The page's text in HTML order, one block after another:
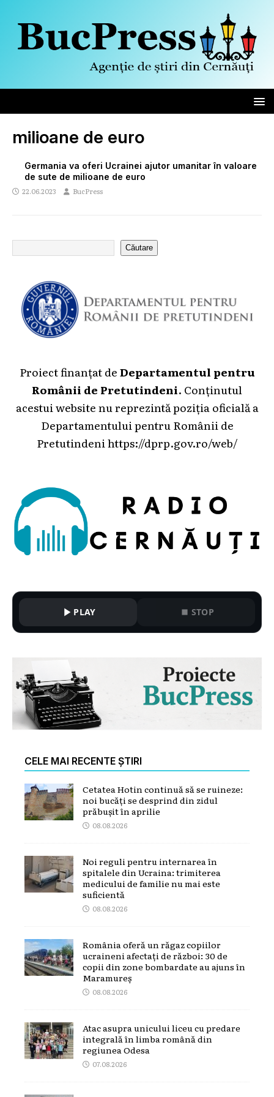
milioane de euro
Germania va oferi Ucrainei ajutor umanitar în valoare
de sute de milioane de euro
22.06.2023 BucPress
Căutare
Proiect finanțat deDepartamentul pentru
Românii de Pretutindeni. Conținutul
acestui website nu reprezintă poziția oficială a
Departamentului pentru Românii de
Pretutindeni https://dprp.gov.ro/web/
PLAY STOP
CELE MAI RECENTE ȘTIRI
Cetatea Hotin continuă să se ruineze:
noi bucăți se desprind din zidul
prăbușit în aprilie
08.08.2026
Noi reguli pentru internarea în
spitalele din Ucraina: trimiterea
medicului de familie nu mai este
suficientă
08.08.2026
România oferă un răgaz copiilor
ucraineni afectați de război: 30 de
copii din zone bombardate au ajuns în
Maramureș
08.08.2026
Atac asupra unicului liceu cu predare
integrală în limba română din
regiunea Odesa
07.08.2026